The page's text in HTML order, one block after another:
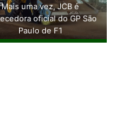
Mais uma vez, JCB é
oficial do GP São
Paulo de F1